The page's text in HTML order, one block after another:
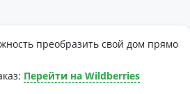
преобразить свой дом прямо
Перейти на Wildberries